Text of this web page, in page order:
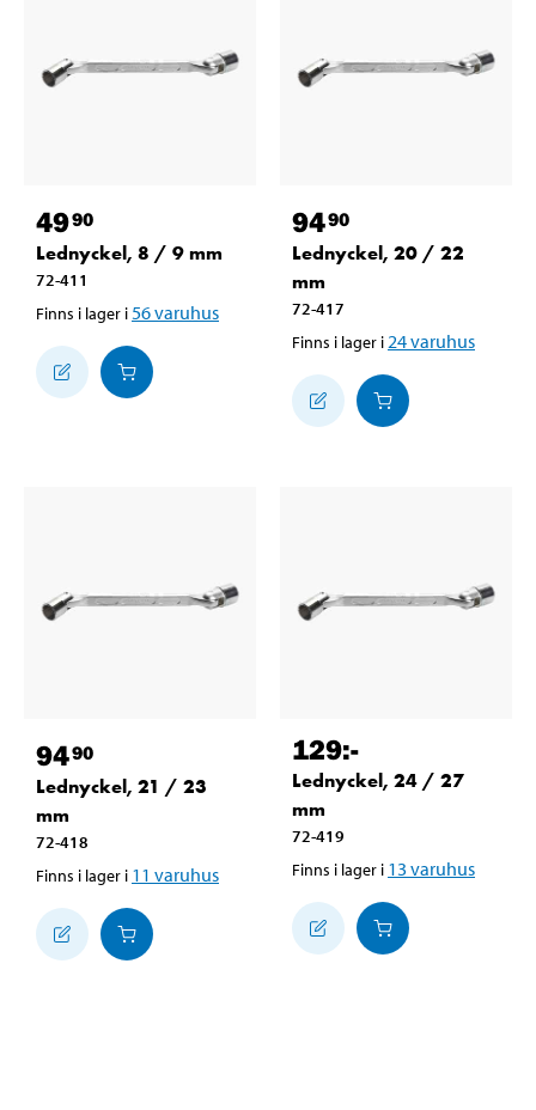
4990
Lednyckel, 8 / 9 mm
72-411
Finns i lager i 56varuhus
9490
Lednyckel, 20 / 22
mm
72-417
Finns i lager i 24varuhus
9490
Lednyckel, 21 / 23
mm
72-418
Finns i lager i 11 varuhus
129:-
Lednyckel, 24 / 27
mm
72-419
Finns i lager i 13 varuhus